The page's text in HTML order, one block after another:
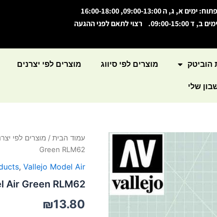
פתוח: ימים א, ג, ה 09:00-13:00, 16:00-18:00
ימים ב, ד 09:00-15:00. רצוי לתאם לפני ההגעה
הוביטק מוצרים לפי סיווג מוצרים לפי יצרנים
שלי
עמוד הבית / מוצרים לפי
Green RLM62
, Vallejo Model Air
Air Green RLM62
₪13.80
כמות
של
Air
RLM62